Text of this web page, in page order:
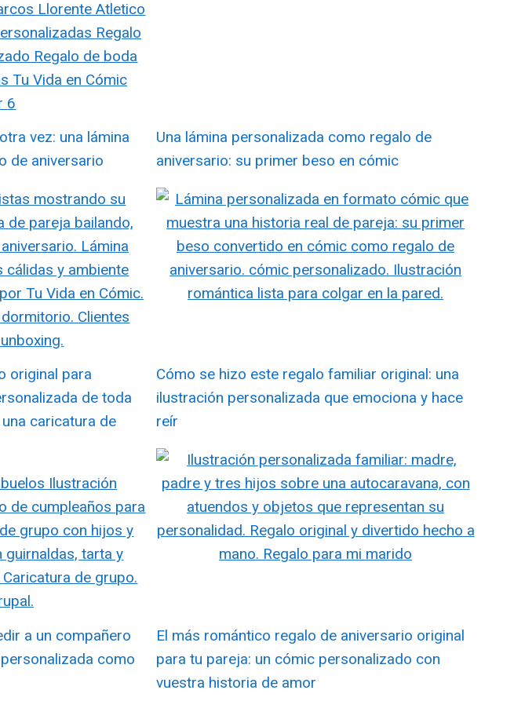
vez: una lámina
de aniversario
Una lámina personalizada como regalo de
aniversario: su primer beso en cómic
original para
de toda
caricatura de
Cómo se hizo este regalo familiar original: una
ilustración personalizada que emociona y hace
reír
a un compañero
como
El más romántico regalo de aniversario original
para tu pareja: un cómic personalizado con
vuestra historia de amor